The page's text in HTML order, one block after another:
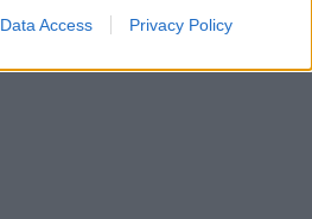
Data Access Privacy Policy